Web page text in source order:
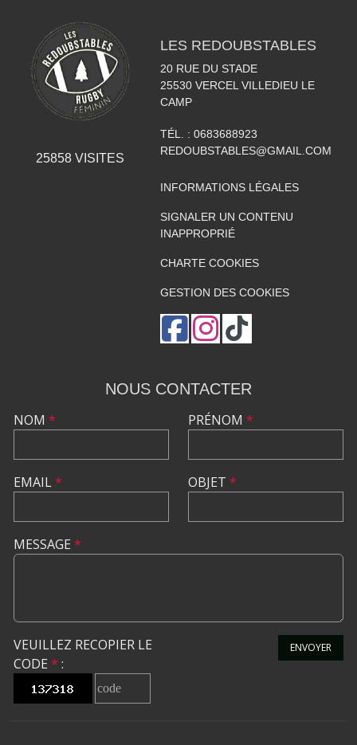
25858VISITES
LES REDOUBSTABLES
20 RUE DU STADE
25530 VERCEL VILLEDIEU LE
CAMP
TÉL. : 0683688923
REDOUBSTABLES@GMAIL.COM
INFORMATIONS LÉGALES
SIGNALER UN CONTENU
INAPPROPRIÉ
CHARTE COOKIES
GESTION DES COOKIES
NOUS CONTACTER
NOM *
EMAIL*
PRÉNOM *
OBJET *
MESSAGE *
VEUILLEZ RECOPIER LE
CODE * :
ENVOYER